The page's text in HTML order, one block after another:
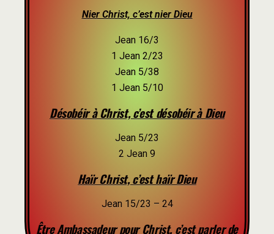
Nier Christ, c’est nier Dieu
Jean 16/3
1 Jean 2/23
Jean 5/38
1 Jean 5/10
Désobéir à Christ, c’est désobéir à Dieu
Jean 5/23
2 Jean 9
Haïr Christ, c’est haïr Dieu
Jean 15/23 – 24
Être Ambassadeur pour Christ, c’est parler de